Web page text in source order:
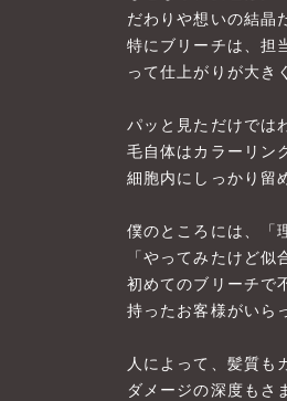
だわりや想いの結晶
特にブリーチは、担
って仕上がりが大き
パッと見ただけでは
毛自体はカラーリン
細胞内にしっかり留
僕のところには、「
「やってみたけど
初めてのブリーチで
持ったお客様がいら
人によって、髪質も
ダメージの深度もさ